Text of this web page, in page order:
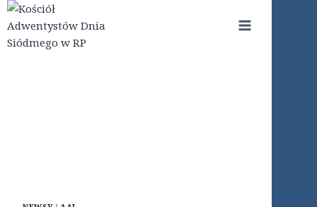
Przejdź
do
treści